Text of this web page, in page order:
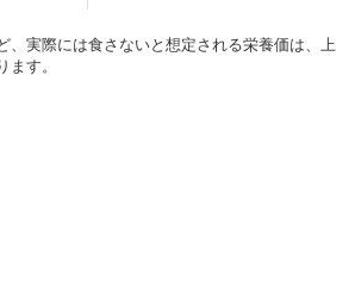
、実際には食さないと想定される栄養価は、上
す。